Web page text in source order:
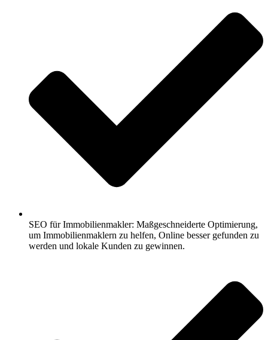
SEO für Immobilienmakler: Maßgeschneiderte Optimierung,
um Immobilienmaklern zu helfen, Online besser gefunden zu
werden und lokale Kunden zu gewinnen.